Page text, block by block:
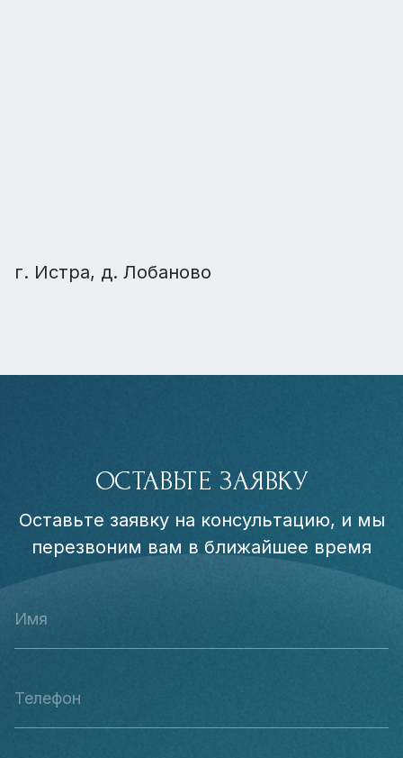
г. Истра, д. Лобаново
ОСТАВЬТЕ ЗАЯВКУ
Оставьте заявку на консультацию, и мы
перезвоним вам в ближайшее время